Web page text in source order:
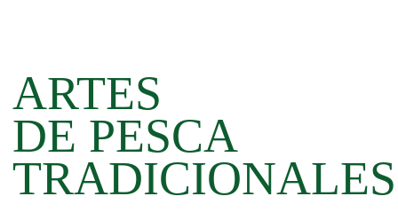
ARTES
DE PESCA
TRADICIONALES